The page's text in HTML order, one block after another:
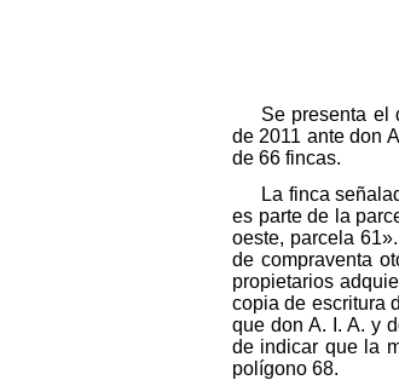
Se presenta el
de 2011 ante don
de 66 fincas.
La finca
es parte de la
oeste, parcela
de compraventa
propietarios
copia de escritura
que don A. I. A. y
de indicar que la
polígono 68.